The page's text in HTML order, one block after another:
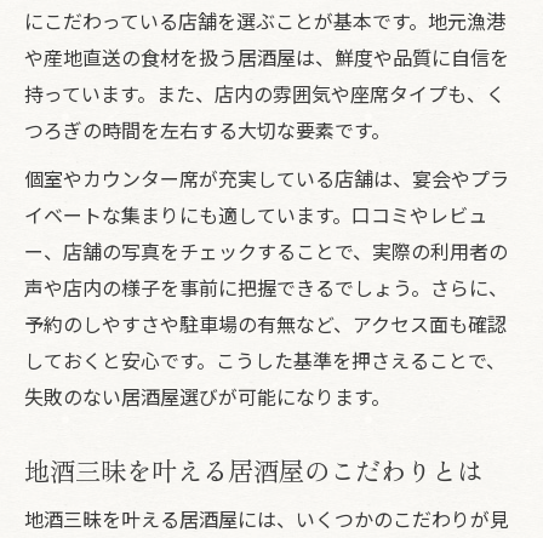
にこだわっている店舗を選ぶことが基本です。地元漁港
や産地直送の食材を扱う居酒屋は、鮮度や品質に自信を
持っています。また、店内の雰囲気や座席タイプも、く
つろぎの時間を左右する大切な要素です。
個室やカウンター席が充実している店舗は、宴会やプラ
イベートな集まりにも適しています。口コミやレビュ
ー、店舗の写真をチェックすることで、実際の利用者の
声や店内の様子を事前に把握できるでしょう。さらに、
予約のしやすさや駐車場の有無など、アクセス面も確認
しておくと安心です。こうした基準を押さえることで、
失敗のない居酒屋選びが可能になります。
地酒三昧を叶える居酒屋のこだわりとは
地酒三昧を叶える居酒屋には、いくつかのこだわりが見